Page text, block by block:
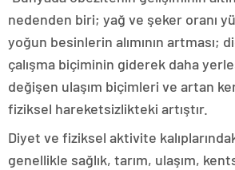
nedenden biri; yağ ve şeker oranı
yoğun besinlerin alımının artması;
çalışma biçiminin giderek daha
değişen ulaşım biçimleri ve artan
fiziksel hareketsizlikteki artıştır.
Diyet ve fiziksel aktivite
genellikle sağlık, tarım, ulaşım,